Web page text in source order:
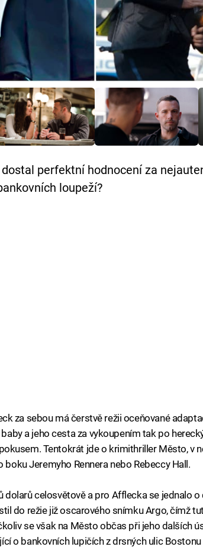
perfektní hodnocení za
loupeží?
za sebou má čerstvě režii oceňované
baby a jeho cesta za vykoupením tak po
Tentokrát jde o krimithriller Město, v
boku Jeremyho Rennera nebo Rebeccy Hall.
dolarů celosvětově a pro Afflecka se jednalo
do režie již oscarového snímku Argo, čímž
se však na Město občas při jeho dalších
o bankovních lupičích z drsných ulic Bostonu